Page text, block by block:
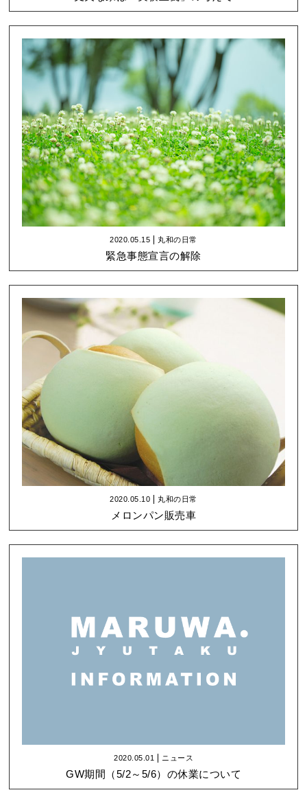
2020.05.15 丸和の日常
緊急事態宣言の解除
2020.05.10 丸和の日常
メロンパン販売車
2020.05.01 ニュース
GW期間（5/2～5/6）の休業について